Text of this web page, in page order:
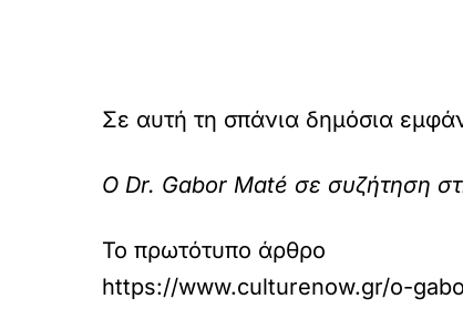
Σε αυτή τη σπάνια δημόσια
Ο Dr. Gabor Maté σε συζήτηση
Το πρωτότυπο άρθρο
https://www.culturenow.gr/o-